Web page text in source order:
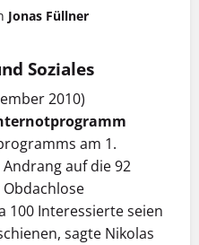
Jonas Füllner
Soziales
2010)
am 1.
auf die 92
100 Interessierte seien
sagte Nikolas